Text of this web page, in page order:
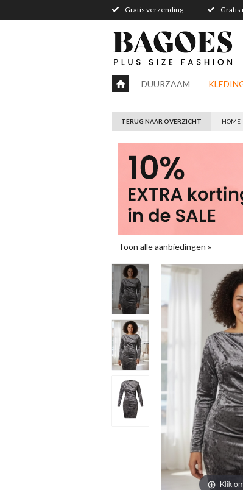
Gratis verzending Gratis
DUURZAAM
TERUG NAAR OVERZICHT HOME
Toon alle aanbiedingen »
Klik